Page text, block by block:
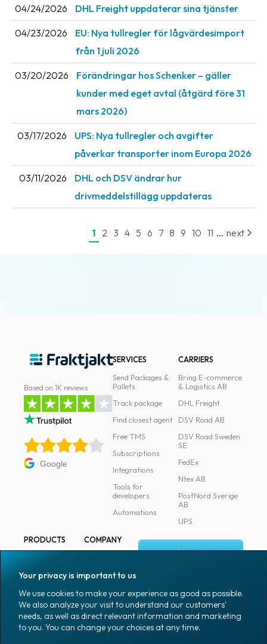
Media
Coworkers
Job
News
archive
Contact
us
Terms
content
04/24/2026 DHL Freight uppdaterar sina tjänster
04/23/2026
EU: Nya tullregler för låg­värdesimport
från 1 juli 2026
03/20/2026
Förändringar hos Schenker – gäller
kunder med eget avtal (åtgärd före 31
mars 2026)
03/17/2026
UPS: Nya tullregler och avgifter
påverkar transporter inom Europa 2026
03/11/2026
DHL och DSV ändrar hur
drivmeddelstillägg uppdateras
1 2 3 4 5 6 7 8 9 10 11 ... next
Based on 1K reviews
Google
SERVICES
Send Packages &
Pallets
Track package
Find closest agent
Free TMS
Subscriptions
Integrations
Tools for
developers
Automations
CARRIERS
Bring E-commerce
& Logistics AB
DHL Freight
DSV Road AB
DSV Road Sweden
SE
FedEx
Ntex AB
PostNord Sverige
AB
UPS
PRODUCTS
Marking
Packaging
Packaging
accessories
Office goods
COMPANY
Media
Coworkers
Job & career
News archive
Log in
Sign up
Your privacy is important to us
We use cookies to make your experience as good as possible.
We also analyze your visit to understand our customers'
needs, as well as direct relevant information and marketing
to you. You can change your choices at any time.